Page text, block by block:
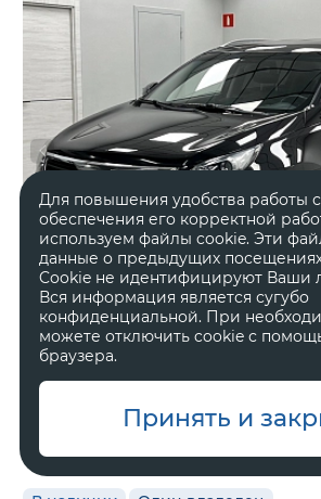
2012 год
Полный
Для повышения удобства работы
обеспечения его корректной
используем файлы cookie. Эти
данные о предыдущих
Cookie не идентифицируют Ваши
Вся информация является сугубо
конфиденциальной. При
можете отключить cookie с
браузера.
Принять и